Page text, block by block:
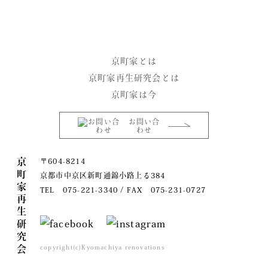
京町家とは
京町家再生研究会とは
京町家は今
お問い合
わせ
京町家再生研究会
〒604-8214
京都市中京区新町通錦小路上る384
TEL 075-221-3340 / FAX 075-231-0727
copyright(c)Kyomachiya renovations